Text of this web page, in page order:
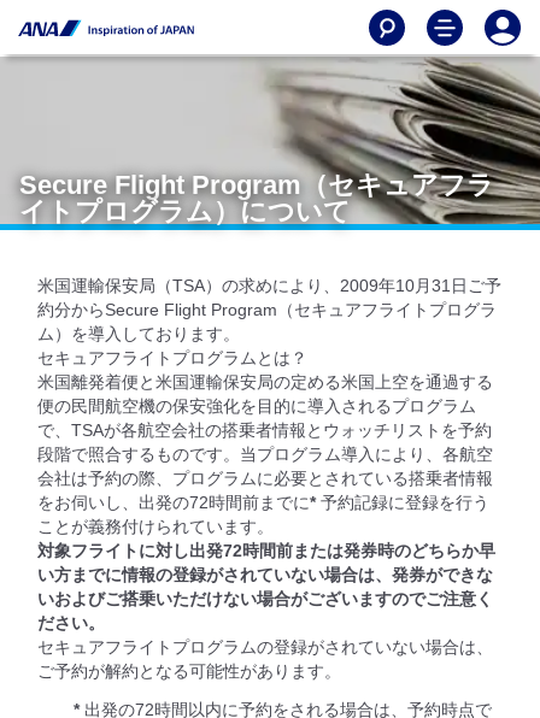
Secure Flight Program（セキュアフラ
イトプログラム）について
米国運輸保安局（TSA）の求めにより、2009年10月31日ご予
約分からSecure Flight Program（セキュアフライトプログラ
ム）を導入しております。
セキュアフライトプログラムとは？
米国離発着便と米国運輸保安局の定める米国上空を通過する
便の民間航空機の保安強化を目的に導入されるプログラム
で、TSAが各航空会社の搭乗者情報とウォッチリストを予約
段階で照合するものです。当プログラム導入により、各航空
会社は予約の際、プログラムに必要とされている搭乗者情報
をお伺いし、出発の72時間前までに*予約記録に登録を行う
ことが義務付けられています。
対象フライトに対し出発72時間前または発券時のどちらか早
い方までに情報の登録がされていない場合は、発券ができな
いおよびご搭乗いただけない場合がございますのでご注意く
ださい。
セキュアフライトプログラムの登録がされていない場合は、
ご予約が解約となる可能性があります。
*出発の72時間以内に予約をされる場合は、予約時点で